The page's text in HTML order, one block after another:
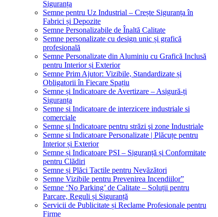
Siguranța
Semne pentru Uz Industrial – Crește Siguranța în
Fabrici și Depozite
Semne Personalizabile de Înaltă Calitate
Semne personalizate cu design unic și grafică
profesională
Semne Personalizate din Aluminiu cu Grafică Inclusă
pentru Interior și Exterior
Semne Prim Ajutor: Vizibile, Standardizate și
Obligatorii în Fiecare Spațiu
Semne și Indicatoare de Avertizare – Asigură-ți
Siguranța
Semne si Indicatoare de interzicere industriale si
comerciale
Semne şi Indicatoare pentru străzi şi zone Industriale
Semne si Indicatoare Personalizate | Plăcuțe pentru
Interior și Exterior
Semne și Indicatoare PSI – Siguranță și Conformitate
pentru Clădiri
Semne și Plăci Tactile pentru Nevăzători
Semne Vizibile pentru Prevenirea Incendiilor”
Semne ‘No Parking’ de Calitate – Soluții pentru
Parcare, Reguli și Siguranță
Servicii de Publicitate și Reclame Profesionale pentru
Firme